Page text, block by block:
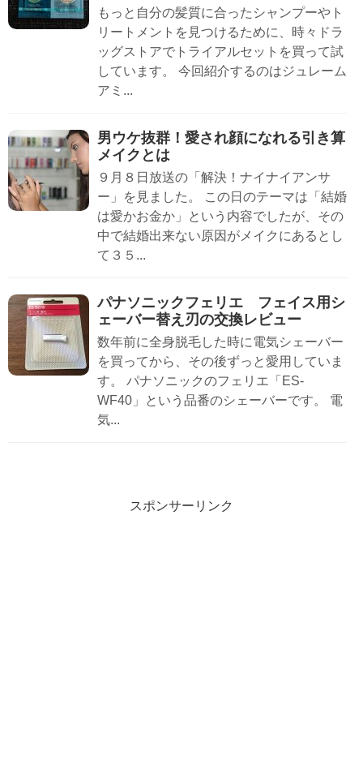
もっと自分の髪質に合ったシャンプーやト
リートメントを見つけるために、時々ドラ
ッグストアでトライアルセットを買って試
しています。 今回紹介するのはジュレーム
アミ...
男ウケ抜群！愛され顔になれる引き算
メイクとは
９月８日放送の「解決！ナイナイアンサ
ー」を見ました。 この日のテーマは「結婚
は愛かお金か」という内容でしたが、その
中で結婚出来ない原因がメイクにあるとし
て３５...
パナソニックフェリエ フェイス用シ
ェーバー替え刃の交換レビュー
数年前に全身脱毛した時に電気シェーバー
を買ってから、その後ずっと愛用していま
す。 パナソニックのフェリエ「ES-
WF40」という品番のシェーバーです。 電
気...
スポンサーリンク